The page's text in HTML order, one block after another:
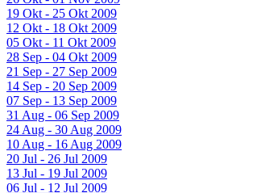
19 Okt - 25 Okt 2009
12 Okt - 18 Okt 2009
05 Okt - 11 Okt 2009
28 Sep - 04 Okt 2009
21 Sep - 27 Sep 2009
14 Sep - 20 Sep 2009
07 Sep - 13 Sep 2009
31 Aug - 06 Sep 2009
24 Aug - 30 Aug 2009
10 Aug - 16 Aug 2009
20 Jul - 26 Jul 2009
13 Jul - 19 Jul 2009
06 Jul - 12 Jul 2009